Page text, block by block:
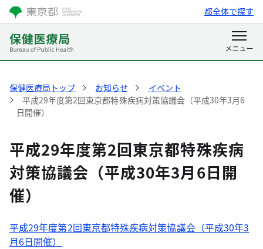
都全体で探す
保健医療局トップ お知らせ
イベント
平成29年度第2回東京都特殊疾病対策協議会（平成30年3月6
日開催）
平成29年度第2回東京都特殊疾病
対策協議会（平成30年3月6日開
催）
平成29年度第2回東京都特殊疾病対策協議会（平成30年3
月6日開催）